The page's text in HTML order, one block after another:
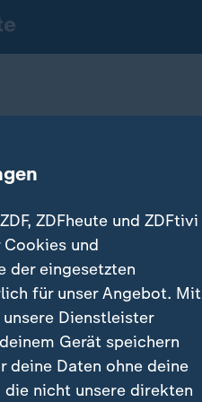
ZDFheute und ZDFtivi
und
der eingesetzten
für unser Angebot. Mit
Dienstleister
Gerät speichern
deine Daten ohne deine
nicht unsere direkten